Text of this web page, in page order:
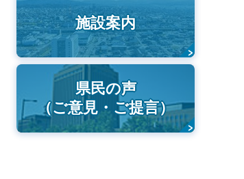
施設案内
県民の声
（ご意見・ご提言）